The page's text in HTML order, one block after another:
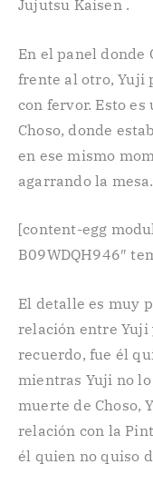
Jujutsu Kaisen .
En el panel donde
frente al otro, Yuji
con fervor. Esto
Choso, donde
en ese mismo
agarrando la mesa.
[content-egg
B09WDQH946″
El detalle es muy
relación entre Yuji
recuerdo, fue él
mientras Yuji no
muerte de Choso,
relación con la
él quien no quiso